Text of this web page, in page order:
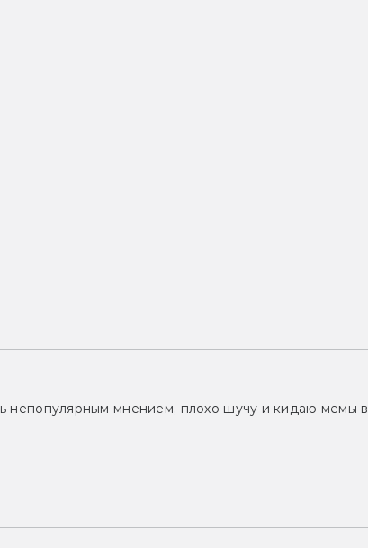
непопулярным мнением, плохо шучу и кидаю мемы в